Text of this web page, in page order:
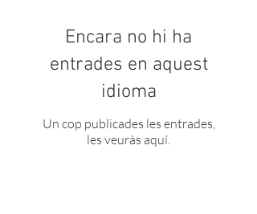
Encara no hi ha
entrades en aquest
idioma
Un cop publicades les entrades,
les veuràs aquí.